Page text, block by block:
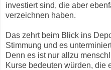
investiert sind, die aber
verzeichnen haben.
Das zehrt beim Blick ins
Stimmung und es
Denn es ist nur allzu
Kurse bedeuten würden, die